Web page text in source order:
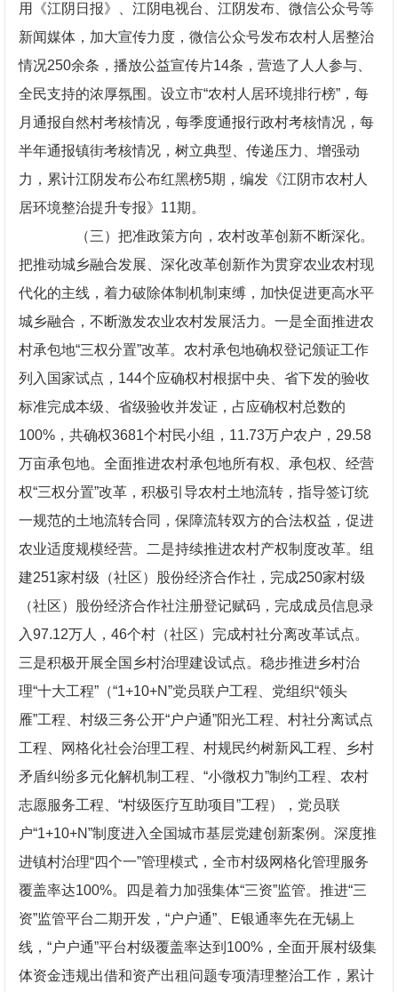
用《江阴日报》、江阴电视台、江阴发布、微信公众号等
新闻媒体，加大宣传力度，微信公众号发布农村人居整治
情况250余条，播放公益宣传片14条，营造了人人参与、
全民支持的浓厚氛围。设立市“农村人居环境排行榜”，每
月通报自然村考核情况，每季度通报行政村考核情况，每
半年通报镇街考核情况，树立典型、传递压力、增强动
力，累计江阴发布公布红黑榜5期，编发《江阴市农村人
居环境整治提升专报》11期。
（三）把准政策方向，农村改革创新不断深化。
把推动城乡融合发展、深化改革创新作为贯穿农业农村现
代化的主线，着力破除体制机制束缚，加快促进更高水平
城乡融合，不断激发农业农村发展活力。一是全面推进农
村承包地“三权分置”改革。农村承包地确权登记颁证工作
列入国家试点，144个应确权村根据中央、省下发的验收
标准完成本级、省级验收并发证，占应确权村总数的
100%，共确权3681个村民小组，11.73万户农户，29.58
万亩承包地。全面推进农村承包地所有权、承包权、经营
权“三权分置”改革，积极引导农村土地流转，指导签订统
一规范的土地流转合同，保障流转双方的合法权益，促进
农业适度规模经营。二是持续推进农村产权制度改革。组
建251家村级（社区）股份经济合作社，完成250家村级
（社区）股份经济合作社注册登记赋码，完成成员信息录
入97.12万人，46个村（社区）完成村社分离改革试点。
三是积极开展全国乡村治理建设试点。稳步推进乡村治
理“十大工程”（“1+10+N”党员联户工程、党组织“领头
雁”工程、村级三务公开“户户通”阳光工程、村社分离试点
工程、网格化社会治理工程、村规民约树新风工程、乡村
矛盾纠纷多元化解机制工程、“小微权力”制约工程、农村
志愿服务工程、“村级医疗互助项目”工程），党员联
户“1+10+N”制度进入全国城市基层党建创新案例。深度推
进镇村治理“四个一”管理模式，全市村级网格化管理服务
覆盖率达100%。四是着力加强集体“三资”监管。推进“三
资”监管平台二期开发， “户户通”、E银通率先在无锡上
线，“户户通”平台村级覆盖率达到100%，全面开展村级集
体资金违规出借和资产出租问题专项清理整治工作 ，累计